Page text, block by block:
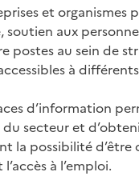
et
soutien aux
postes au sein de
à
d’information
secteur et
la possibilité
à l’emploi.